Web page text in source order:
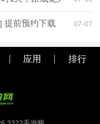
提前预约下载 07-07
应用 排行